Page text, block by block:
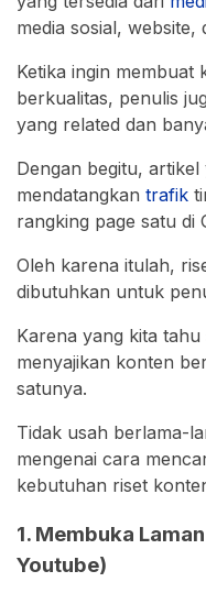
media sosial, website,
Ketika ingin membuat
berkualitas, penulis
yang related dan
Dengan begitu,
mendatangkan trafik
rangking page satu di
Oleh karena itulah,
dibutuhkan untuk
Karena yang kita
menyajikan konten
satunya.
Tidak usah berlama-
mengenai cara
kebutuhan riset
1. Membuka
Youtube)